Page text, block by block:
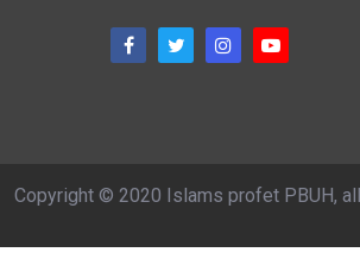
Copyright © 2020 Islams profet PBUH,